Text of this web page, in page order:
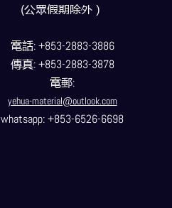
(公眾假期除外）
電話: +853-2883-3886
傳真: +853-2883-3878
電郵:
yehua-material@outlook.com
whatsapp: +853-6526-6698